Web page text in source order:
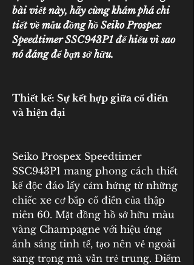
bài viết này, hãy cùng khám phá chi
tiết về mẫu đồng hồ Seiko Prospex
Speedtimer SSC943P1 để hiểu vì sao
nó đáng để bạn sở hữu.
Thiết kế: Sự kết hợp giữa cổ điển
và hiện đại
Seiko Prospex Speedtimer
SSC943P1 mang phong cách thiết
kế độc đáo lấy cảm hứng từ những
chiếc xe cơ bắp cổ điển của thập
niên 60. Mặt đồng hồ sở hữu màu
vàng Champagne với hiệu ứng
ánh sáng tinh tế, tạo nên vẻ ngoài
sang trọng mà vẫn trẻ trung. Điểm